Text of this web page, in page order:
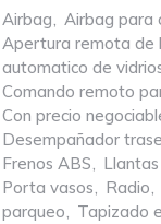
Airbag, Airbag para
Apertura remota de
automatico de
Comando remoto
Con precio
Desempañador
Frenos ABS,
Porta vasos, Radio,
parqueo, Tapizado